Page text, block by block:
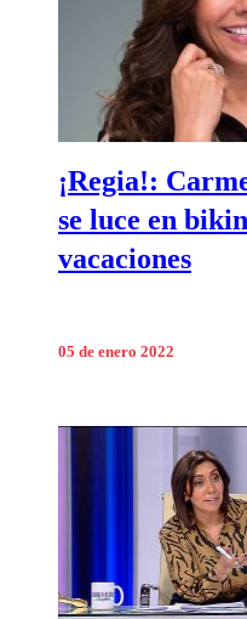
¡Regia!:
se luce en
vacaciones
05 de enero 2022